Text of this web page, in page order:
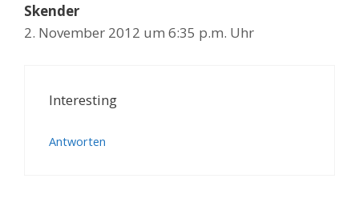
Skender
2. November 2012 um 6:35 p.m. Uhr
Interesting
Antworten